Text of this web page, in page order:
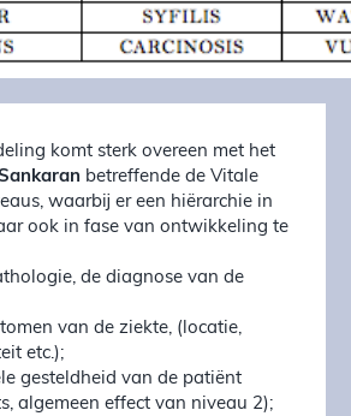
komt sterk overeen met het
betreffende de Vitale
waarbij er een hiërarchie in
ook in fase van ontwikkeling te
de diagnose van de
van de ziekte, (locatie,
etc.);
gesteldheid van de patiënt
algemeen effect van niveau 2);